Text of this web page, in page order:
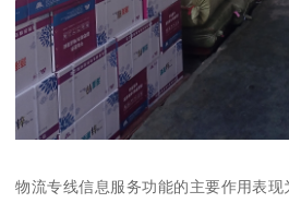
物流专线信息服务功能的主要作用表